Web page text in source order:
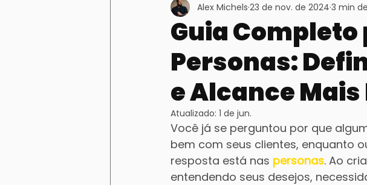
Farmacia Imobiliário Social Media
Guia
Personas:
e Alcance
Alex Michels 23 de nov. de 2024 3 min
Atualizado: 1 de jun.
Você já se perguntou por que
bem com seus clientes, enquanto
resposta está nas personas. Ao
entendendo seus desejos,